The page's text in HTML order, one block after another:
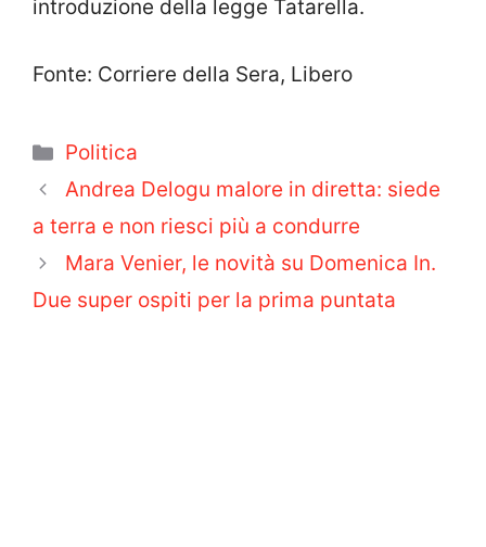
introduzione della legge Tatarella.
Fonte: Corriere della Sera, Libero
Categorie
Politica
Andrea Delogu malore in diretta: siede
a terra e non riesci più a condurre
Mara Venier, le novità su Domenica In.
Due super ospiti per la prima puntata